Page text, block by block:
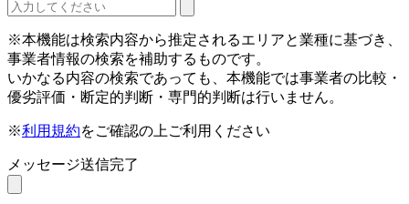
※本機能は検索内容から推定されるエリアと業種に基づき、
事業者情報の検索を補助するものです。
いかなる内容の検索であっても、本機能では事業者の比較・
優劣評価・断定的判断・専門的判断は行いません。
※利用規約をご確認の上ご利用ください
メッセージ送信完了